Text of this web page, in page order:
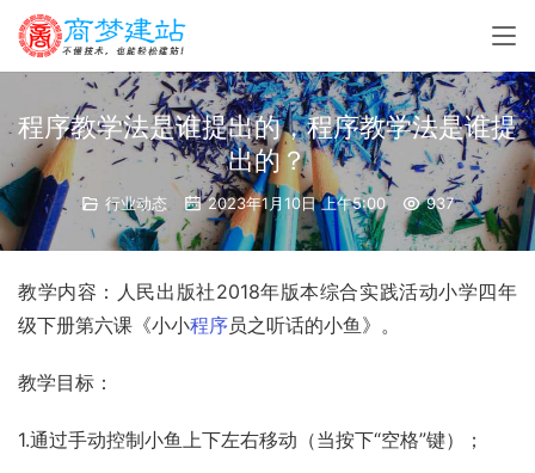
程序教学法是谁提出的，程序教学法是谁提
出的？
行业动态 2023年1月10日 上午5:00 937
教学内容：人民出版社2018年版本综合实践活动小学四年
级下册第六课《小小程序员之听话的小鱼》。
教学目标：
1.通过手动控制小鱼上下左右移动（当按下“空格”键）；